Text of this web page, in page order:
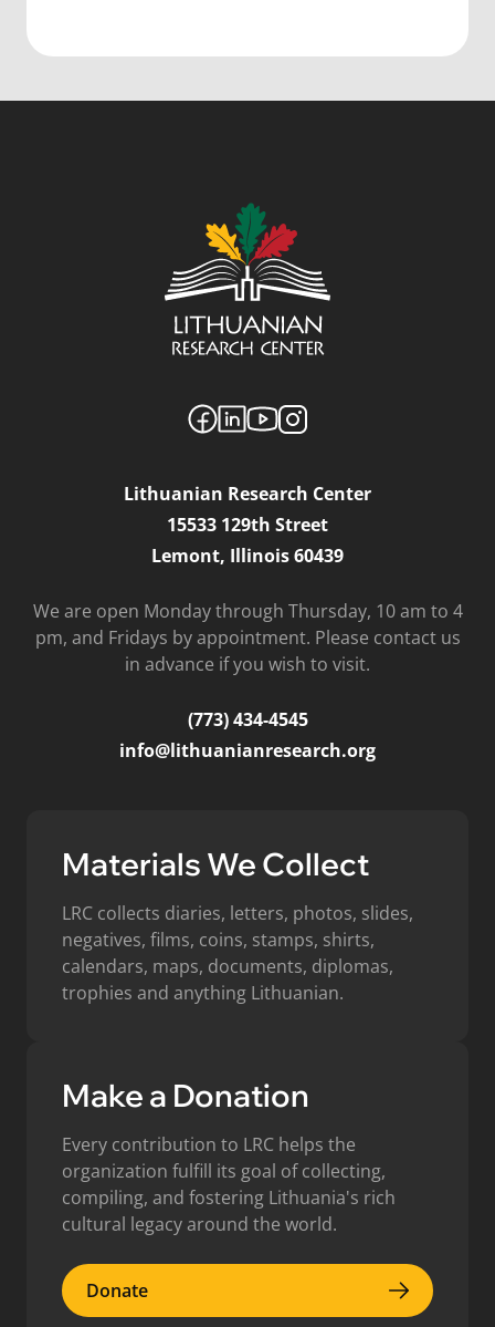
Lithuanian Research Center
15533 129th Street
Lemont, Illinois 60439
We are open Monday through Thursday, 10 am to 4
pm, and Fridays by appointment. Please contact us
in advance if you wish to visit.
(773) 434-4545
info@lithuanianresearch.org
Materials We Collect
LRC collects diaries, letters, photos, slides,
negatives, films, coins, stamps, shirts,
calendars, maps, documents, diplomas,
trophies and anything Lithuanian.
Make a Donation
Every contribution to LRC helps the
organization fulfill its goal of collecting,
compiling, and fostering Lithuania's rich
cultural legacy around the world.
Donate